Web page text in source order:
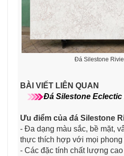
Đá Silestone
BÀI VIẾT LIÊN QUAN
Đá Silestone Eclectic
Ưu điểm của đá Silestone
- Đa dạng màu sắc, bề mặt,
thực thích hợp với mọi phong
- Các đặc tính chất lượng